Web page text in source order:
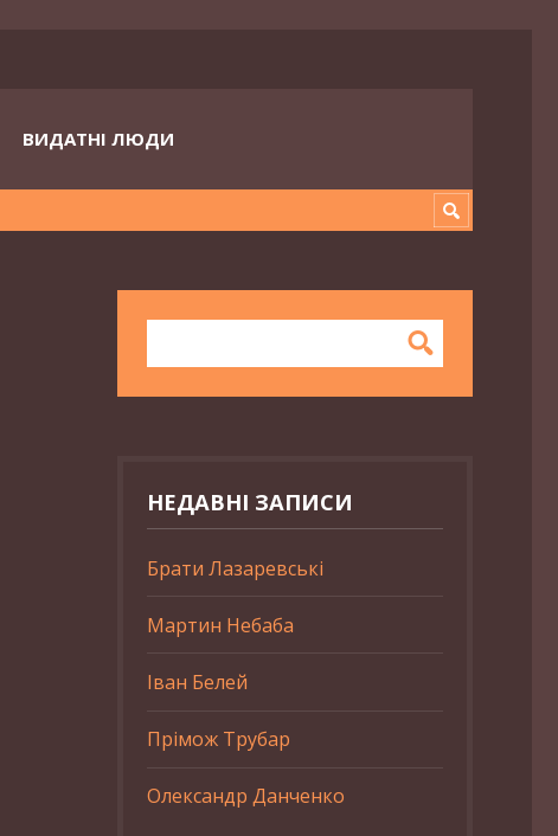
ВИДАТНІ ЛЮДИ
НЕДАВНІ ЗАПИСИ
Брати Лазаревські
Мартин Небаба
Іван Белей
Прімож Трубар
Олександр Данченко